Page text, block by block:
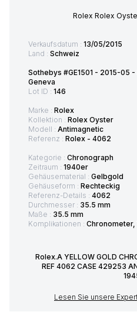
Rolex Rolex
Verkaufsdatum : 13/05/2015
Land : Schweiz
Sothebys #GE1501 - 2015-05
Geneva
Lot ID : 146
Marke : Rolex
Kollektion : Rolex Oyster
Modell : Antimagnetic
Referenz : Rolex - 4062
Kategorie : Chronograph
Zeitraum : 1940er
Gehäusematerial : Gelbgold
Gehäuseform : Rechteckig
Referenz-Details : 4062
Durchmesser : 35.5 mm
Maße : 35.5 mm
Komplikationen :
Rolex.A YELLOW GOLD
REF 4062 CASE 429253
Lesen Sie unsere